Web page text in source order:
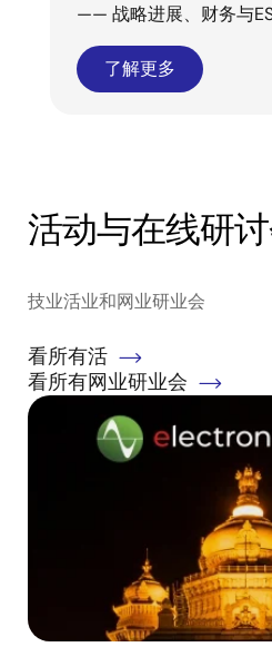
—— 战略进展、财务与
了解更多
活动与在线研
技业活业和网业研业会
看所有活
看所有网业研业会